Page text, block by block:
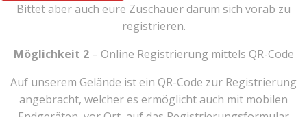
Bittet aber auch eure Zuschauer darum sich vorab zu
registrieren.
Möglichkeit 2– Online Registrierung mittels QR-Code
Auf unserem Gelände ist ein QR-Code zur Registrierung
angebracht, welcher es ermöglicht auch mit mobilen